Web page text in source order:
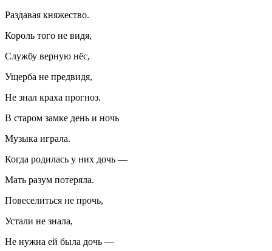
Раздавая княжество.
Король того не видя,
Службу верную нёс,
Ущерба не предвидя,
Не знал краха прогноз.
В старом замке день и ночь
Музыка играла.
Когда родилась у них дочь —
Мать разум потеряла.
Повеселиться не прочь,
Устали не знала,
Не нужна ей была дочь —